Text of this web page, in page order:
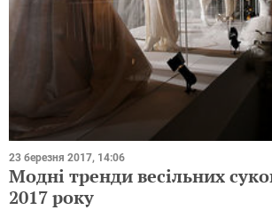
23 березня 2017, 14:06
Модні тренди весільних
2017 року